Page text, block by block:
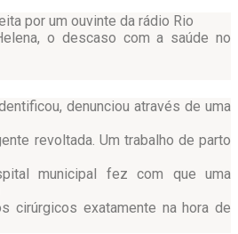
por um ouvinte da rádio Rio
o descaso com a saúde no
denunciou através de uma
revoltada. Um trabalho de parto
municipal fez com que uma
cirúrgicos exatamente na hora de